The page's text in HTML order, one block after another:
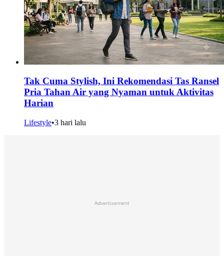
Tak Cuma Stylish, Ini Rekomendasi Tas Ransel
Pria Tahan Air yang Nyaman untuk Aktivitas
Harian
Lifestyle•3 hari lalu
Advertisement